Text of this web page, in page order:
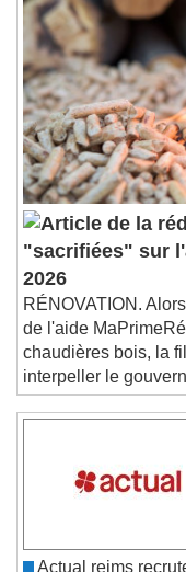
Descriptions
Subtitles
settings
Audio Track
Picture-in-
This is a
and close the
Text
Color
Text
Caption
"sacrifiées" sur
2026
RÉNOVATION.
de l'aide
chaudières bois, la
interpeller le